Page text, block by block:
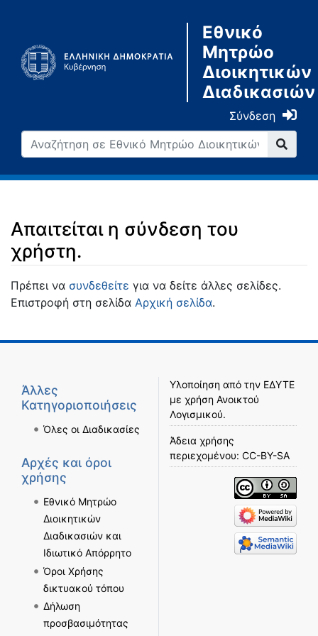
Εθνικό
Μητρώο
Διοικητικών
Διαδικασιών
Σύνδεση
Απαιτείται η σύνδεση του
χρήστη.
Μετάβαση σε:πλοήγηση,αναζήτηση
Πρέπει να συνδεθείτε για να δείτε άλλες σελίδες.
Επιστροφή στη σελίδα Αρχική σελίδα.
Άλλες
Κατηγοριοποιήσεις
Όλες οι Διαδικασίες
Αρχές και όροι
χρήσης
Εθνικό Μητρώο
Διοικητικών
Διαδικασιών και
Ιδιωτικό Απόρρητο
Όροι Χρήσης
δικτυακού τόπου
Δήλωση
προσβασιμότητας
Υλοποίηση από την ΕΔΥΤΕ
με χρήση Ανοικτού
Λογισμικού.
Άδεια χρήσης
περιεχομένου: CC-BY-SA